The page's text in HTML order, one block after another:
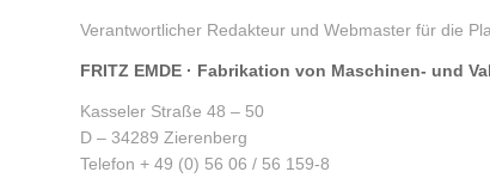
Verantwortlicher Redakteur und Webmaster für die
FRITZ EMDE · Fabrikation von Maschinen- und
Kasseler Straße 48 – 50
D – 34289 Zierenberg
Telefon + 49 (0) 56 06 / 56 159-8